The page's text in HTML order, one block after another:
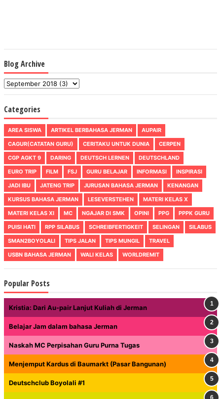
Blog Archive
Categories
AREA SISWA ARTIKEL BERBAHASA JERMAN
AUPAIR
CAGUR(CATATAN GURU)
CERITAKU UNTUK DUNIA
CERPEN
CGP AGKT 9
DARING DEUTSCH LERNEN
DEUTSCHLAND
EURO TRIP
FILM FSJ GURU BELAJAR INFORMASI
INSPIRASI
JADI IBU
JATENG TRIP JURUSAN BAHASA JERMAN
KENANGAN
KURSUS BAHASA JERMAN
LESEVERSTEHEN
MATERI KELAS X
MATERI KELAS XI
MC NGAJAR DI SMK OPINI PPG
PPPK GURU
PUISI HATI
RPP SILABUS SCHREIBFERTIGKEIT SELINGAN
SILABUS
SMAN2BOYOLALI
TIPS JALAN TIPS MUNGIL
TRAVEL
USBN BAHASA JERMAN
WALI KELAS WORLDREMIT
Popular Posts
Kristia: Dari Au-pair Lanjut Kuliah di Jerman
Belajar Jam dalam bahasa Jerman
Naskah MC Perpisahan Guru Purna Tugas
Menjemput Kardus di Baumarkt (Pasar Bangunan)
Deutschclub Boyolali #1